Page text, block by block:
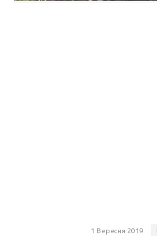
1 Вересня 2019